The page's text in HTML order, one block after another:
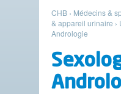
CHB › Médecins &
& appareil urinaire ›
Andrologie